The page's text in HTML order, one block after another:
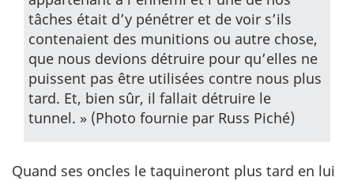
tâches était d’y pénétrer et de voir s’ils
contenaient des munitions ou autre chose,
que nous devions détruire pour qu’elles ne
puissent pas être utilisées contre nous plus
tard. Et, bien sûr, il fallait détruire le
tunnel. » (Photo fournie par Russ Piché)
Quand ses oncles le taquineront plus tard en lui